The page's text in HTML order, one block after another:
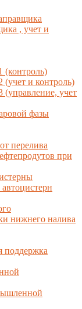
, учет и
(контроль)
и контроль)
учет
фазы
перелива
при
нижнего налива
поддержка